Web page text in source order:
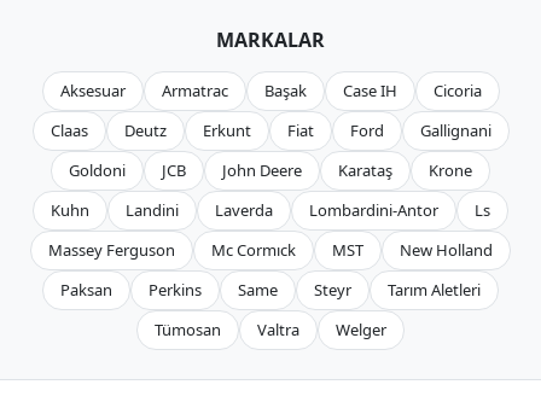
MARKALAR
Aksesuar Armatrac Başak Case IH
Cicoria
Claas
Deutz Erkunt Fiat Ford
Gallignani
Goldoni
JCB John Deere Karataş
Krone
Kuhn
Landini Laverda Lombardini-Antor
Ls
Massey Ferguson
Mc Cormıck MST
New Holland
Paksan
Perkins Same Steyr
Tarım Aletleri
Tümosan
Valtra Welger